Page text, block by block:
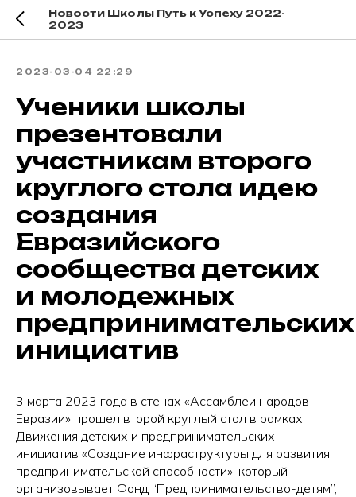
Новости Школы Путь к Успеху 2022-
2023
2023-03-04 22:29
Ученики школы
презентовали
участникам второго
круглого стола идею
создания
Евразийского
сообщества детских
и молодежных
предпринимательских
инициатив
3 марта 2023 года в стенах «Ассамблеи народов
Евразии» прошел второй круглый стол в рамках
Движения детских и предпринимательских
инициатив «Создание инфраструктуры для развития
предпринимательской способности», который
организовывает Фонд “Предпринимательство-детям”,